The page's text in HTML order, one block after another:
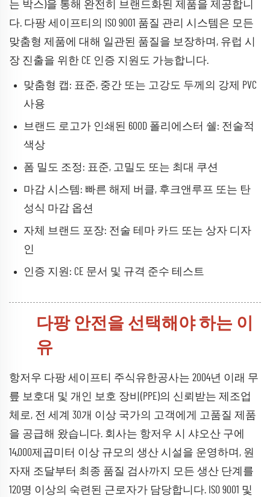
는 박스)을 통해 완전히 브랜드화된 제품을 제공합니
다. 다팡 세이프티의 ISO 9001 품질 관리 시스템은 모든
맞춤형 제품에 대해 일관된 품질을 보장하며, 유럽 시
장 진출을 위한 CE 인증 지원도 가능합니다.
맞춤형 캡: 표준, 중간 또는 고강도 두께의 강제 PVC
사용
브랜드 로고가 인쇄된 600D 폴리에스터 쉘: 전술적
색상
폼 밀도 조정: 표준, 고밀도 또는 최대 쿠션
마감 시스템: 빠른 해제 버클, 후크앤루프 또는 탄
성식 마감 옵션
자체 브랜드 포장: 전술 테마 카드 또는 상자 디자
인
인증 지원: CE 문서 및 규격 준수 테스트
다팡 안전을 선택해야 하는 이
유
항저우 다팡 세이프티 주식유한공사는 2004년 이래 무
릎 보호대 및 개인 보호 장비(PPE)의 신뢰받는 제조업
체로, 전 세계 30개 이상 국가의 고객에게 고품질 제품
을 공급해 왔습니다. 회사는 항저우 시 샤오산 구에
14,000제곱미터 이상 규모의 생산 시설을 운영하며, 원
자재 조달부터 최종 품질 검사까지 모든 생산 단계를
120명 이상의 숙련된 근로자가 담당합니다. ISO 9001 및